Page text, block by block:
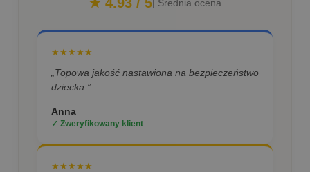
| Średnia ocena
★★★★★
„Topowa jakość nastawiona na bezpieczeństwo
dziecka.”
Anna
✓ Zweryfikowany klient
★★★★★